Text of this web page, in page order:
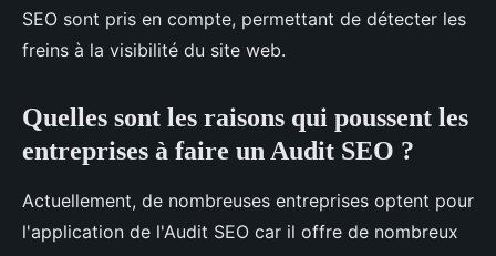
SEO sont pris en compte, permettant de détecter les
freins à la visibilité du site web.
Quelles sont les raisons qui poussent les
entreprises à faire un Audit SEO ?
Actuellement, de nombreuses entreprises optent pour
l'application de l'Audit SEO car il offre de nombreux